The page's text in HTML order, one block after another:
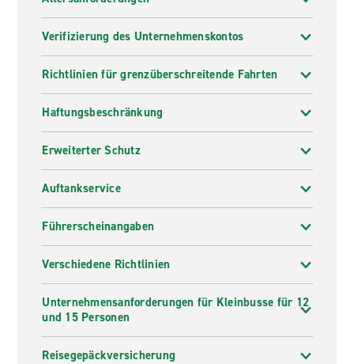
Verifizierung des Unternehmenskontos
Richtlinien für grenzüberschreitende Fahrten
Haftungsbeschränkung
Erweiterter Schutz
Auftankservice
Führerscheinangaben
Verschiedene Richtlinien
Unternehmensanforderungen für Kleinbusse für 12
und 15 Personen
Reisegepäckversicherung